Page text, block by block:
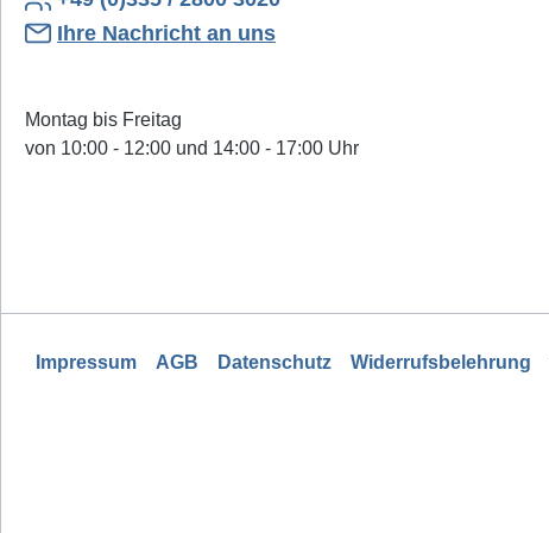
Ihre Nachricht an uns
Montag bis Freitag
von 10:00 - 12:00 und 14:00 - 17:00 Uhr
Impressum AGB Datenschutz Widerrufsbelehrung